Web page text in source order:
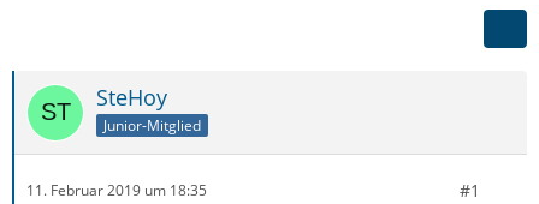
SteHoy
Junior-Mitglied
11. Februar 2019 um 18:35 #1